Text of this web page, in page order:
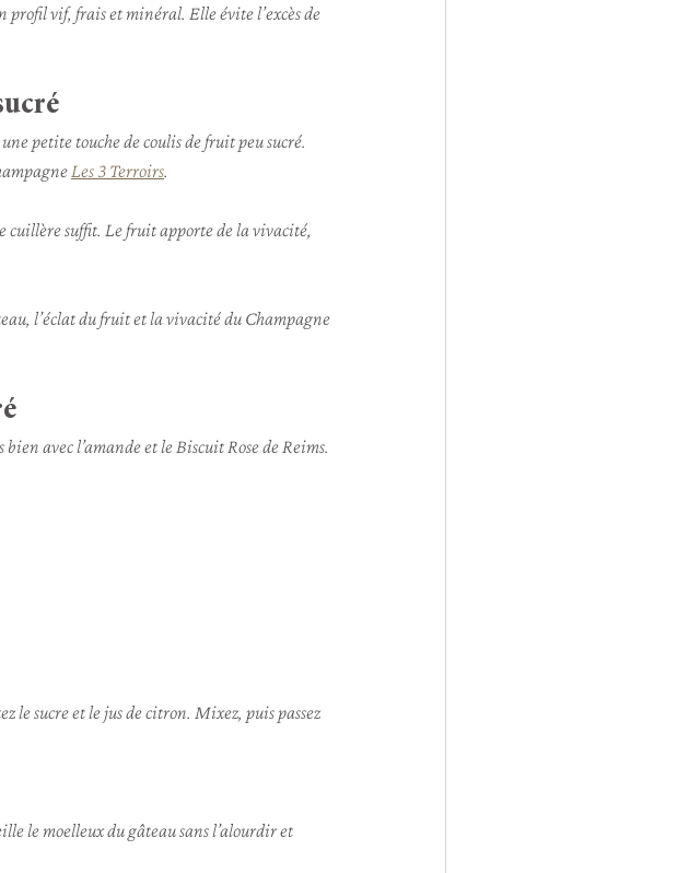
profil vif, frais et minéral. Elle évite l’excès de
petite touche de coulis de fruit peu sucré.
Les 3 Terroirs.
cuillère suffit. Le fruit apporte de la vivacité,
l’éclat du fruit et la vivacité du Champagne
avec l’amande et le Biscuit Rose de Reims.
le sucre et le jus de citron. Mixez, puis passez
le moelleux du gâteau sans l’alourdir et